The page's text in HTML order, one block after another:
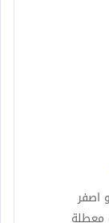
اصفر
معطلة